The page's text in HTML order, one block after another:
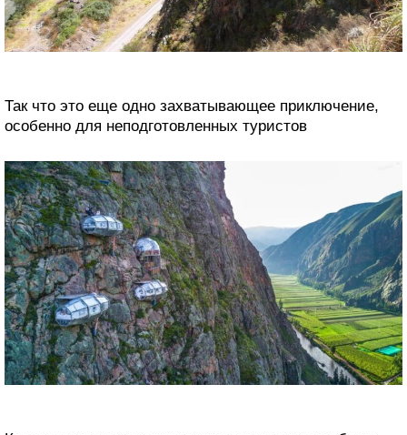
Так что это еще одно захватывающее приключение,
особенно для неподготовленных туристов